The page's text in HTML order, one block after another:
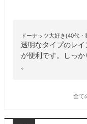
ドーナッツ大好き(40代・
透明なタイプのレ
が便利です。しっ
。
全て